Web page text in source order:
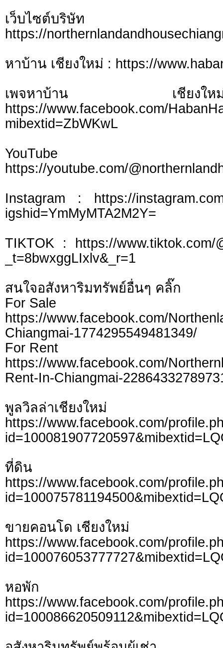
เว็บไซต์บ
https://
หาบ้าน เชียงใหม่ : https://
เพจหาบ้าน เชี
https://www.facebook.com/
mibextid=ZbWKwL
https://youtube.com/
Instagram : https://
igshid=YmMyMTA2M2Y=
TIKTOK : https://www.tiktok.com/
_t=8bwxggLIxlv&_r=1
สนใจอสังหาริมทรัพย์อื่นๆ คลิ๊ก
For Sale
https://www.facebook.com/
Chiangmai-1774295549481349/
For Rent
https://www.facebook.com/
Rent-In-Chiangmai-
พูลวิลล่าเชียงใหม่
https://www.facebook.com/
ที่ดิน
https://www.facebook.com/
ขายคอนโด เชียงใหม่
https://www.facebook.com/
หอพัก
https://www.facebook.com/